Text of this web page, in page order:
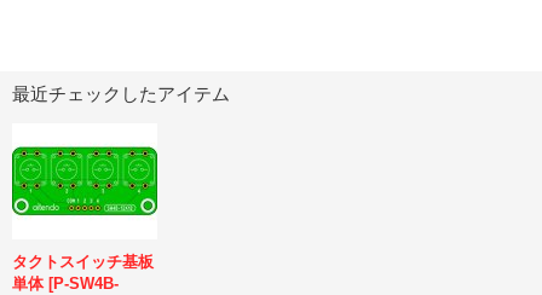
最近チェックしたアイテム
タクトスイッチ基板
単体 [P-SW4B-